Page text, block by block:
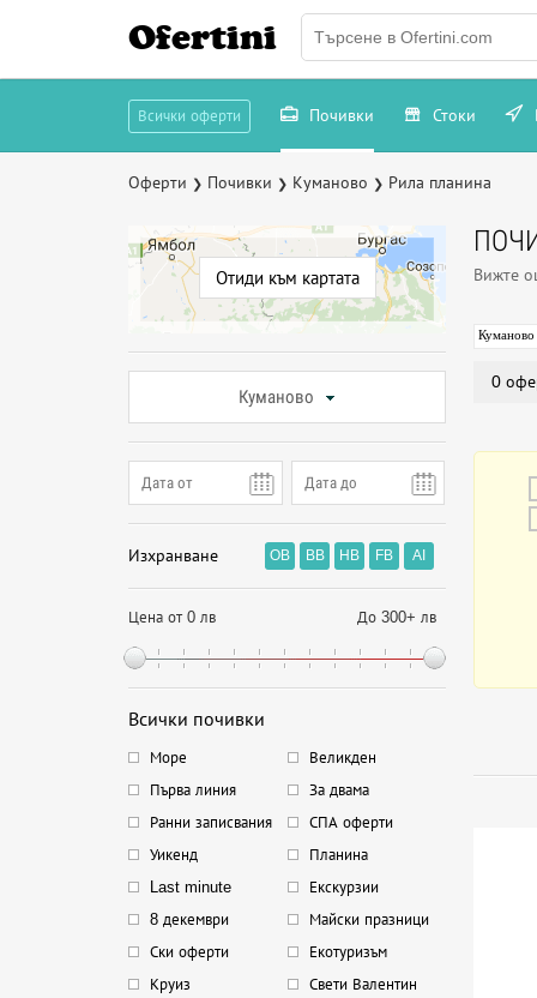
Ofertini
Всички оферти Почивки Стоки
Оферти ❯ Почивки ❯ Куманово ❯ Рила планина
Отиди към картата
Куманово
Изхранване OB BB HB FB AI
Цена от 0 лв До 300+ лв
Всички почивки
Море
Великден
Първа линия
За двама
Ранни записвания
СПА оферти
Уикенд
Планина
Last minute
Екскурзии
8 декември
Майски празници
Ски оферти
Екотуризъм
Круиз
Свети Валентин
Вижте
Куманово
0